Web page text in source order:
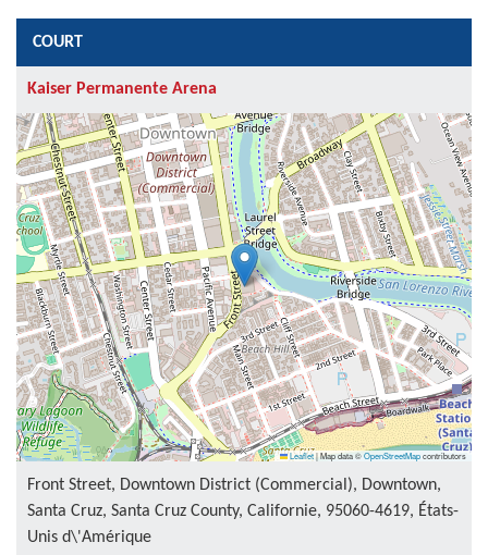
COURT
Kaiser Permanente Arena
Leaflet|Map data ©OpenStreetMapcontributors
Front Street, Downtown District (Commercial), Downtown,
Santa Cruz, Santa Cruz County, Californie, 95060-4619, États-
Unis d\'Amérique